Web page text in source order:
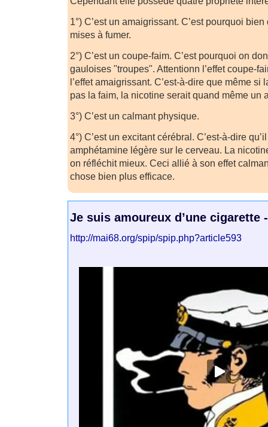
1°) C’est un amaigrissant. C’est pourquoi
mises à fumer.
2°) C’est un coupe-faim. C’est pourquoi on
gauloises "troupes". Attentionn l’effet coupe-
l’effet amaigrissant. C’est-à-dire que même si
pas la faim, la nicotine serait quand même un
3°) C’est un calmant physique.
4°) C’est un excitant cérébral. C’est-à-dire
amphétamine légère sur le cerveau. La
on réfléchit mieux. Ceci allié à son effet
chose bien plus efficace.
Je suis amoureux d’une cigarette
http://mai68.org/spip/spip.php?article593